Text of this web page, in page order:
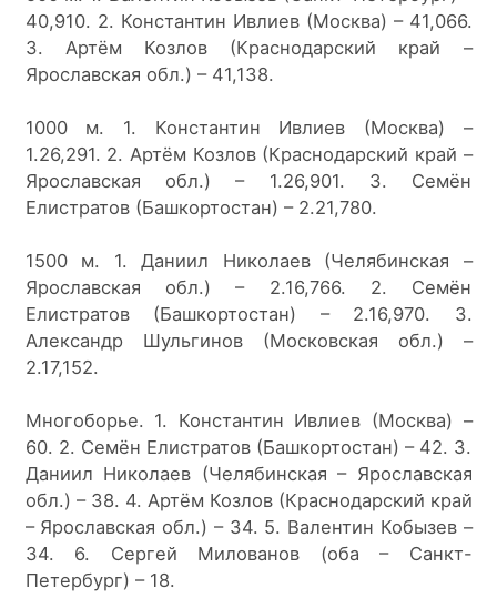
40,910. 2. Константин Ивлиев (Москва) – 41,066.
3. Артём Козлов (Краснодарский край –
Ярославская обл.) – 41,138.
1000 м. 1. Константин Ивлиев (Москва) –
1.26,291. 2. Артём Козлов (Краснодарский край –
Ярославская обл.) – 1.26,901. 3. Семён
Елистратов (Башкортостан) – 2.21,780.
1500 м. 1. Даниил Николаев (Челябинская –
Ярославская обл.) – 2.16,766. 2. Семён
Елистратов (Башкортостан) – 2.16,970. 3.
Александр Шульгинов (Московская обл.) –
2.17,152.
Многоборье. 1. Константин Ивлиев (Москва) –
60. 2. Семён Елистратов (Башкортостан) – 42. 3.
Даниил Николаев (Челябинская – Ярославская
обл.) – 38. 4. Артём Козлов (Краснодарский край
– Ярославская обл.) – 34. 5. Валентин Кобызев –
34. 6. Сергей Милованов (оба – Санкт-
Петербург) – 18.